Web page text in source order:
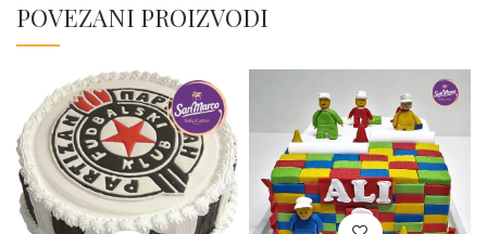
POVEZANI PROIZVODI